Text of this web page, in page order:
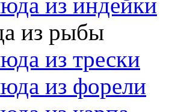
из рыбы
из трески
из форели